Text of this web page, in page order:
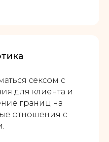
сексом с
для клиента и
границ на
отношения с